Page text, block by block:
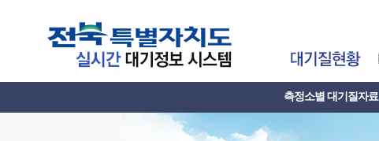
측정소별 대기질자료